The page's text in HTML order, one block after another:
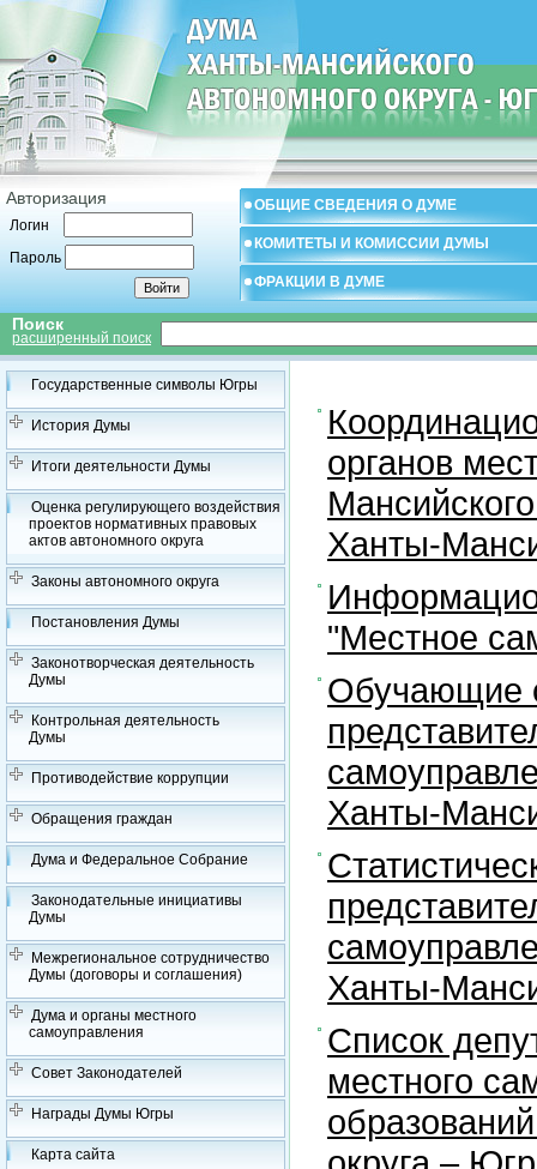
Авторизация
Логин
Пароль
ОБЩИЕ СВЕДЕНИЯ О ДУМЕ
КОМИТЕТЫ И КОМИССИИ ДУМЫ
ФРАКЦИИ В ДУМЕ
Поиск
расширенный поиск
Государственные символы Югры
История Думы
Итоги деятельности Думы
Оценка регулирующего воздействия
проектов нормативных правовых
актов автономного округа
Законы автономного округа
Постановления Думы
Законотворческая деятельность
Думы
Контрольная деятельность
Думы
Противодействие коррупции
Обращения граждан
Дума и Федеральное Собрание
Законодательные инициативы
Думы
Межрегиональное сотрудничество
Думы (договоры и соглашения)
Дума и органы местного
самоуправления
Совет Законодателей
Награды Думы Югры
Карта сайта
органов
Ханты-
"Местное
Обучающие
Ханты-
Ханты-
Список
местного